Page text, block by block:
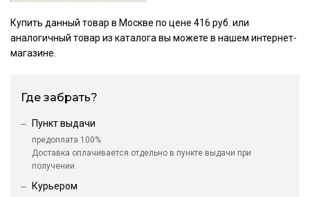
Купить данный товар в Москве по цене 416 руб. или
аналогичный товар из каталогавы можете в нашем интернет-
магазине.
Где забрать?
Пункт выдачи
предоплата 100%
Доставка оплачивается отдельно в пункте выдачи при
получении
Курьером